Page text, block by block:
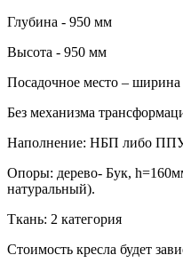
Глубина - 950 мм
Высота - 950 мм
Посадочное место –
Без механизма
Наполнение: НБП либо
Опоры: дерево- Бук,
натуральный).
Ткань: 2 категория
Стоимость кресла будет